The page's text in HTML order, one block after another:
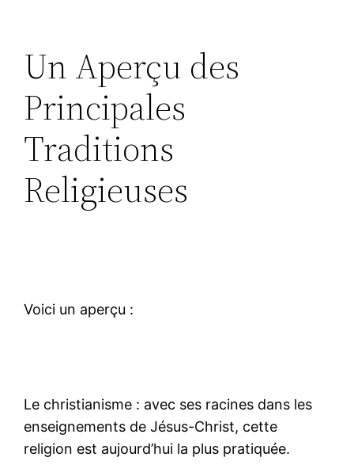
Un Aperçu des
Principales
Traditions
Religieuses
Voici un aperçu :
Le christianisme : avec ses racines dans les
enseignements de Jésus-Christ, cette
religion est aujourd’hui la plus pratiquée.